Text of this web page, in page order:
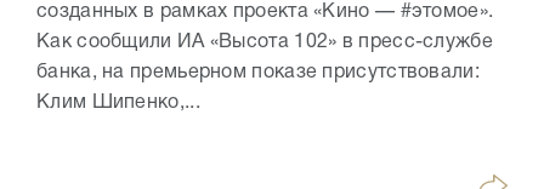
созданных в рамках проекта «Кино — #этомое».
Как сообщили ИА «Высота 102» в пресс-службе
банка, на премьерном показе присутствовали:
Клим Шипенко,...